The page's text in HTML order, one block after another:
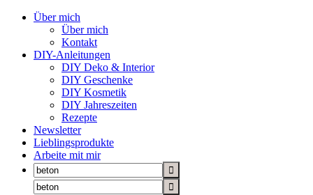
Über mich
Über mich
Kontakt
DIY-Anleitungen
DIY Deko & Interior
DIY Geschenke
DIY Kosmetik
DIY Jahreszeiten
Rezepte
Newsletter
Lieblingsprodukte
Arbeite mit mir